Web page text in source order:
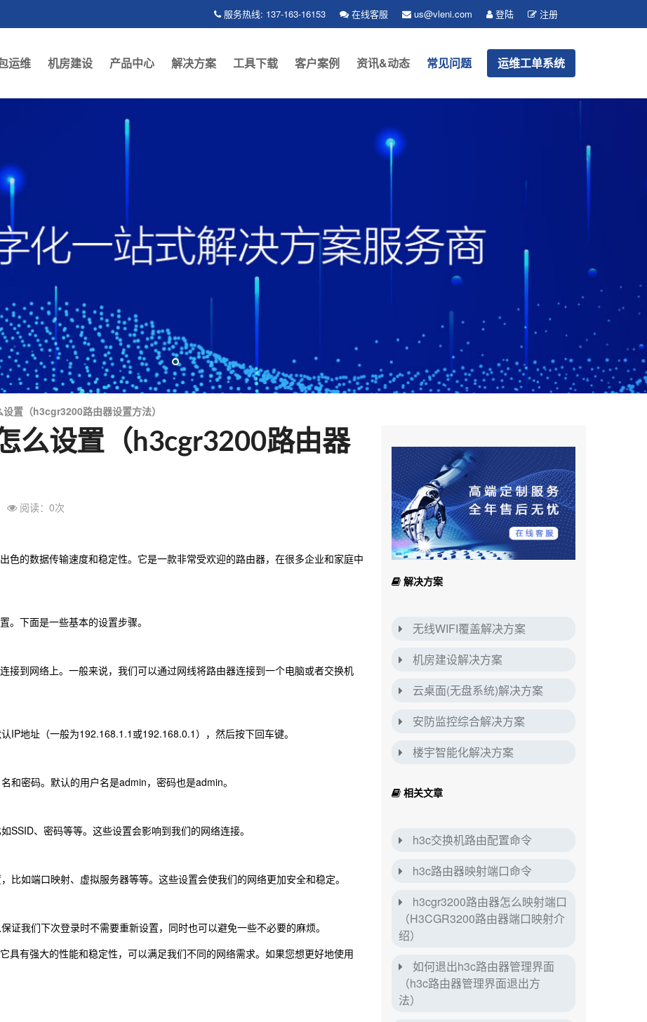
注册
登陆
us@vleni.com
在线客服
服务热线: 137-163-16153
运维 机房建设 产品中心 解决方案 工具下载 客户案例 资讯&动态 常见问题 运维工单系统
置（h3cgr3200路由器设置方法）
么设置（h3cgr3200路由器
阅读： 0次
色的数据传输速度和稳定性。它是一款非常受欢迎的路由器，在很多企业和家庭中
下面是一些基本的设置步骤。
接到网络上。一般来说，我们可以通过网线将路由器连接到一个电脑或者交换机
IP地址（一般为192.168.1.1或192.168.0.1），然后按下回车键。
和密码。默认的用户名是admin，密码也是admin。
、密码等等。这些设置会影响到我们的网络连接。
比如端口映射、虚拟服务器等等。这些设置会使我们的网络更加安全和稳定。
证我们下次登录时不需要重新设置，同时也可以避免一些不必要的麻烦。
具有强大的性能和稳定性，可以满足我们不同的网络需求。如果您想更好地使用
解决方案
无线WIFI覆盖解决方案
机房建设解决方案
云桌面(无盘系统)解决方案
安防监控综合解决方案
楼宇智能化解决方案
相关文章
h3c交换机路由配置命令
h3c路由器映射端口命令
h3cgr3200路由器怎么映射端口
（H3CGR3200路由器端口映射介
绍）
如何退出h3c路由器管理界面
（h3c路由器管理界面退出方
法）